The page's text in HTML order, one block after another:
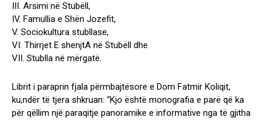
III. Arsimi në Stubëll,
IV. Famullia e Shën Jozefit,
V. Sociokultura stubllase,
VI. Thirrjet E shenjtA në Stubëll dhe
VII. Stublla në mërgatë.
Librit i paraprin fjala përmbajtësore e Dom Fatmir Koliqit,
ku,ndër të tjera shkruan: “Kjo është monografia e parë që ka
për qëllim një paraqitje panoramike e informative nga të gjitha